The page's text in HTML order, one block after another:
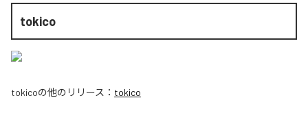
tokico
tokicoの他のリリース： tokico